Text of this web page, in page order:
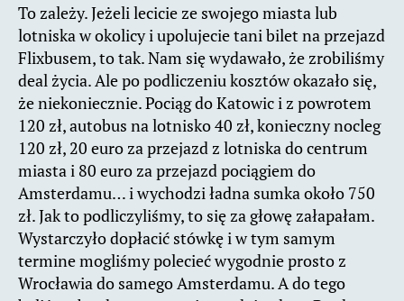
To zależy. Jeżeli lecicie ze swojego miasta lub
lotniska w okolicy i upolujecie tani bilet na przejazd
Flixbusem, to tak. Nam się wydawało, że zrobiliśmy
deal życia. Ale po podliczeniu kosztów okazało się,
że niekoniecznie. Pociąg do Katowic i z powrotem
120 zł, autobus na lotnisko 40 zł, konieczny nocleg
120 zł, 20 euro za przejazd z lotniska do centrum
miasta i 80 euro za przejazd pociągiem do
Amsterdamu… i wychodzi ładna sumka około 750
zł. Jak to podliczyliśmy, to się za głowę załapałam.
Wystarczyło dopłacić stówkę i w tym samym
termine mogliśmy polecieć wygodnie prosto z
Wrocławia do samego Amsterdamu. A do tego